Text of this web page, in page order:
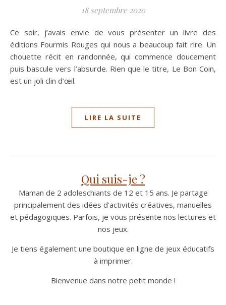
18 septembre 2020
Ce soir, j’avais envie de vous présenter un livre des
éditions Fourmis Rouges qui nous a beaucoup fait rire. Un
chouette récit en randonnée, qui commence doucement
puis bascule vers l’absurde. Rien que le titre, Le Bon Coin,
est un joli clin d’œil.
LIRE LA SUITE
Qui suis-je ?
Maman de 2 adoleschiants de 12 et 15 ans. Je partage
principalement des idées d'activités créatives, manuelles
et pédagogiques. Parfois, je vous présente nos lectures et
nos jeux.
Je tiens également une boutique en ligne de jeux éducatifs
à imprimer.
Bienvenue dans notre petit monde !